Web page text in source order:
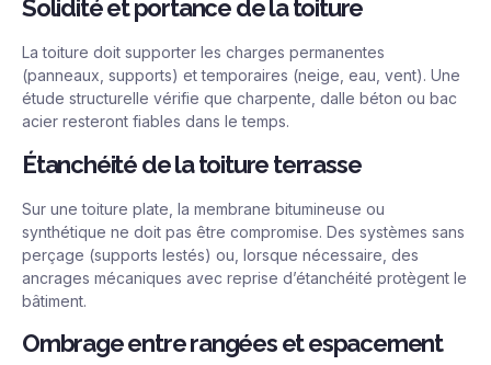
Solidité et portance de la toiture
La toiture doit supporter les charges permanentes
(panneaux, supports) et temporaires (neige, eau, vent). Une
étude structurelle vérifie que charpente, dalle béton ou bac
acier resteront fiables dans le temps.
Étanchéité de la toiture terrasse
Sur une toiture plate, la membrane bitumineuse ou
synthétique ne doit pas être compromise. Des systèmes sans
perçage (supports lestés) ou, lorsque nécessaire, des
ancrages mécaniques avec reprise d’étanchéité protègent le
bâtiment.
Ombrage entre rangées et espacement